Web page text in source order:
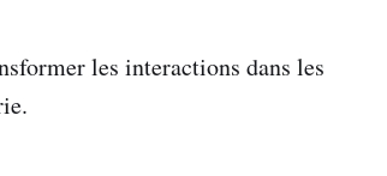
les interactions dans les